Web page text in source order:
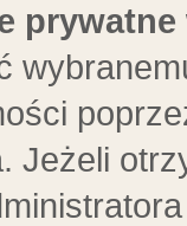
Jeżeli